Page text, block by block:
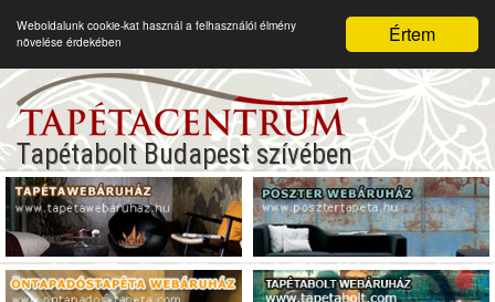
Értem
Weboldalunk cookie-kat használ a felhasználói élmény
növelése érdekében
Tapétabolt Budapest szívében